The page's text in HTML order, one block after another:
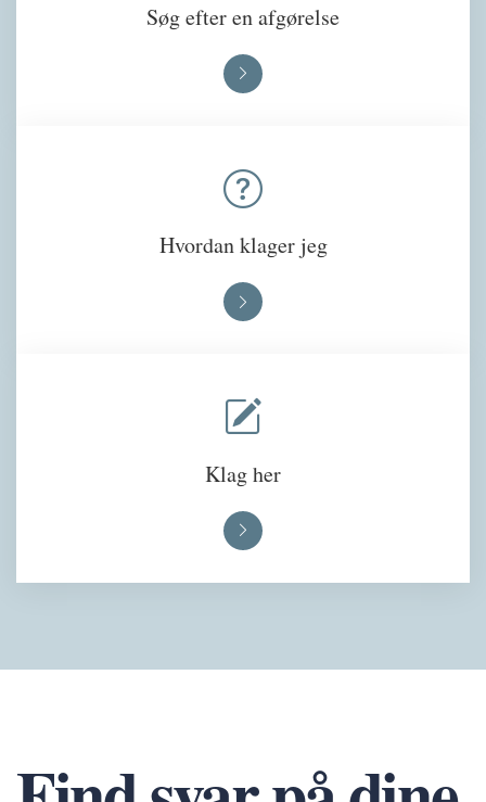
Søg efter en afgørelse
Hvordan klager jeg
Klag her